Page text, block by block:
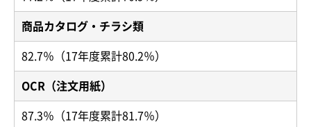
商品カタログ・チラシ類
82.7％（17年度累計80.2％）
OCR（注文用紙）
87.3％（17年度累計81.7％）